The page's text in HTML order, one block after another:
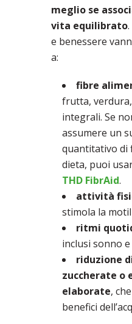
meglio se
vita equilibrato
e benessere
a:
fibre
frutta,
integrali. Se
assumere un
quantitativo di
dieta, puoi
THD FibrAid.
attività
stimola la
ritmi
inclusi sonno
riduzione
zuccherate o
elaborate,
benefici